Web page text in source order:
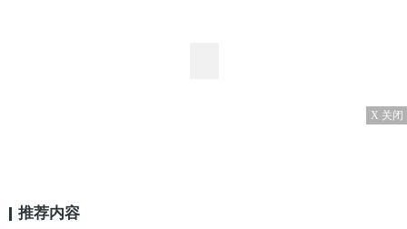
X 关闭
推荐内容